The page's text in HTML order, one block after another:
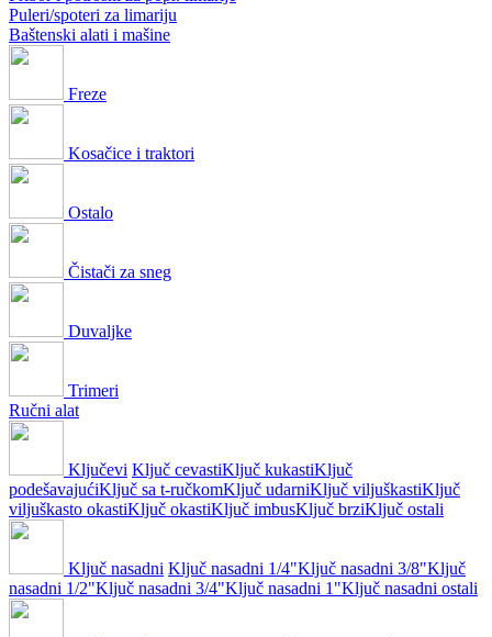
Puleri/spoteri za limariju
Baštenski alati i mašine
Freze
Kosačice i traktori
Ostalo
Čistači za sneg
Duvaljke
Trimeri
Ručni alat
Ključevi Ključ cevastiKljuč kukastiKljuč
podešavajućiKljuč sa t-ručkomKljuč udarniKljuč viljuškastiKljuč
viljuškasto okastiKljuč okastiKljuč imbusKljuč brziKljuč ostali
Ključ nasadni Ključ nasadni 1/4"Ključ nasadni 3/8"Ključ
nasadni 1/2"Ključ nasadni 3/4"Ključ nasadni 1"Ključ nasadni ostali